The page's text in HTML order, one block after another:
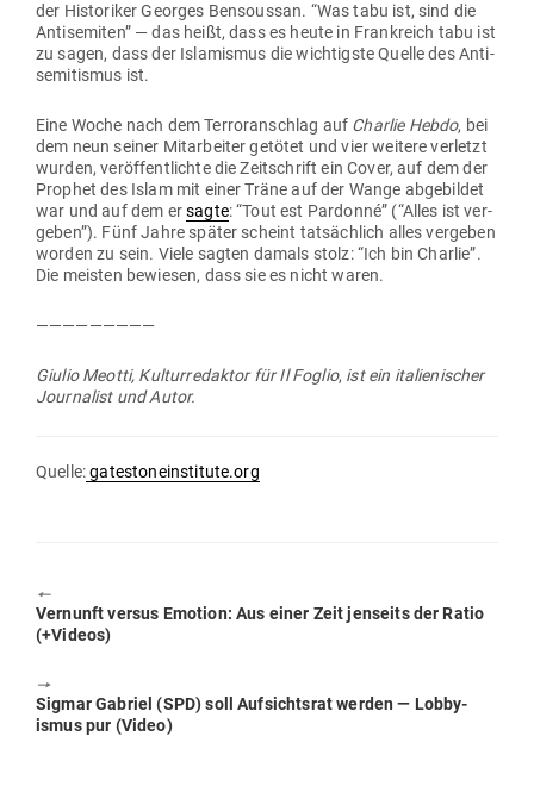
der His­to­riker Georges Ben­soussan. “Was tabu ist, sind die
Anti­se­miten” — das heißt, dass es heute in Frank­reich tabu ist
zu sagen, dass der Isla­mismus die wich­tigste Quelle des Anti­
se­mi­tismus ist.
Eine Woche nach dem Ter­ror­an­schlag auf Charlie Hebdo, bei
dem neun seiner Mit­ar­beiter getötet und vier weitere ver­letzt
wurden, ver­öf­fent­lichte die Zeit­schrift ein Cover, auf dem der
Prophet des Islam mit einer Träne auf der Wange abge­bildet
war und auf dem ersagte: “Tout est Par­donné” (“Alles ist ver­
geben”). Fünf Jahre später scheint tat­sächlich alles ver­geben
worden zu sein. Viele sagten damals stolz: “Ich bin Charlie”.
Die meisten bewiesen, dass sie es nicht waren.
—————————
Giulio Meotti, Kul­tur­re­daktor für Il Foglio, ist ein ita­lie­ni­scher
Jour­nalist und Autor.
Quelle:gatestoneinstitute.org
🠔
Previous
post:
Ver­nunft versus Emotion: Aus einer Zeit jen­seits der Ratio
(+Videos)
🠖
Next
post:
Sigmar Gabriel (SPD) soll Auf­sichtsrat werden — Lob­by­
ismus pur (Video)